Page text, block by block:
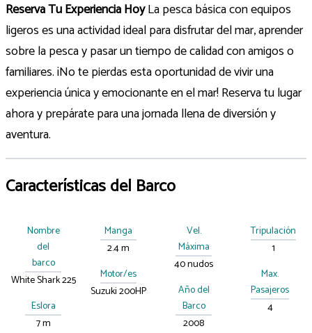
Reserva Tu Experiencia HoyLa pesca básica con equipos
ligeros es una actividad ideal para disfrutar del mar, aprender
sobre la pesca y pasar un tiempo de calidad con amigos o
familiares. ¡No te pierdas esta oportunidad de vivir una
experiencia única y emocionante en el mar! Reserva tu lugar
ahora y prepárate para una jornada llena de diversión y
aventura.
Características del Barco
Nombre
del
barco
White Shark 225
Eslora
7 m
Manga
2.4 m
Motor/es
Suzuki 200HP
Vel.
Máxima
40 nudos
Año del
Barco
2008
Tripulación
1
Max.
Pasajeros
4